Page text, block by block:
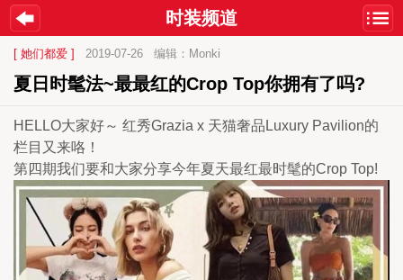
时装频道
[ 她们都爱 ] 2019-07-26 编辑：Monki
夏日时髦法~最最红的Crop Top你拥有了吗?
HELLO大家好～ 红秀Grazia x 天猫奢品Luxury Pavilion的
栏目又来咯！
第四期我们要和大家分享今年夏天最红最时髦的Crop Top!